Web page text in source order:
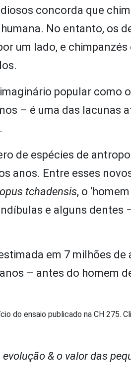
concorda que
No entanto, os
um lado, e
popular como o
– é uma das lacunas
de espécies de
anos. Entre esses
tchadensis, o
e alguns
em 7 milhões de
– antes do homem
do ensaio publicado na CH 275.
evolução & o valor das